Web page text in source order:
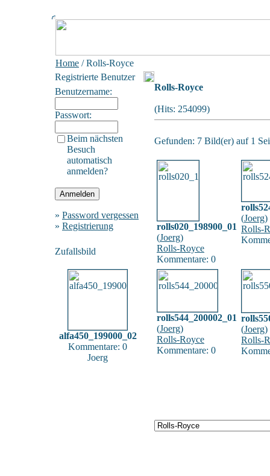
Home / Rolls-Royce
Registrierte Benutzer
Benutzername:
Passwort:
Beim nächsten
Besuch
automatisch
anmelden?
» Password vergessen
» Registrierung
Zufallsbild
alfa450_199000_02
Kommentare: 0
Joerg
Rolls-Royce
(Hits: 254099)
Gefunden: 7 Bild(er) auf 1
rolls020_198900_01
(Joerg)
Rolls-Royce
Kommentare: 0
(Joerg)
Rolls-
rolls544_200002_01
(Joerg)
Rolls-Royce
Kommentare: 0
(Joerg)
Rolls-